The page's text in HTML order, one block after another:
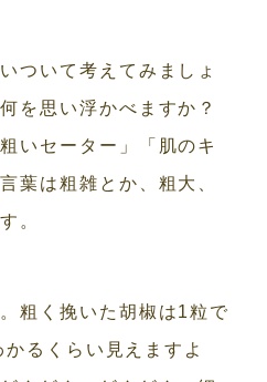
ついて考えてみましょ
を思い浮かべますか？
いセーター」「肌のキ
葉は粗雑とか、粗大、
。
粗く挽いた胡椒は1粒で
るくらい見えますよ